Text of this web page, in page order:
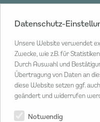
CENTER
Poststraße 33
20354 Hamburg
040 80 802 02 20
info@hanseviertel.de
Center Manager
Datenschutz-
Unsere Website verwendet
Zwecke, wie z.B. für
Durch Auswahl und
Übertragung von Daten an
diese Website setzen ggf.
geändert und widerrufen
Notwendig